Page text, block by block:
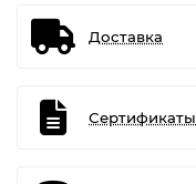
Доставка
Сертификаты